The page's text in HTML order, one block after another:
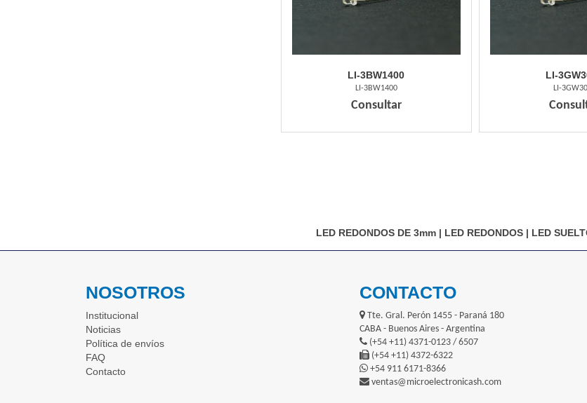
LI-3BW1400
LI-3BW1400
Consultar
LI-
LI-
LED REDONDOS DE 3mm | LED REDONDOS | LED
NOSOTROS
Institucional
Noticias
Política de envíos
FAQ
Contacto
CONTACTO
Tte. Gral. Perón 1455 - Paraná 180
CABA - Buenos Aires - Argentina
(+54 +11) 4371-0123 / 6507
(+54 +11) 4372-6322
+54 911 6171-8366
ventas@microelectronicash.com